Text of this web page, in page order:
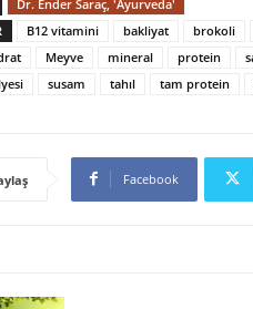
Dr. Ender Saraç, 'Ayurveda'
B12 vitamini bakliyat brokoli
Meyve mineral protein
susam tahıl tam protein
Facebook